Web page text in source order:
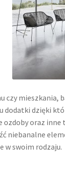
czy
dzięki
ozdoby oraz
niebanalne
w swoim rodzaju.